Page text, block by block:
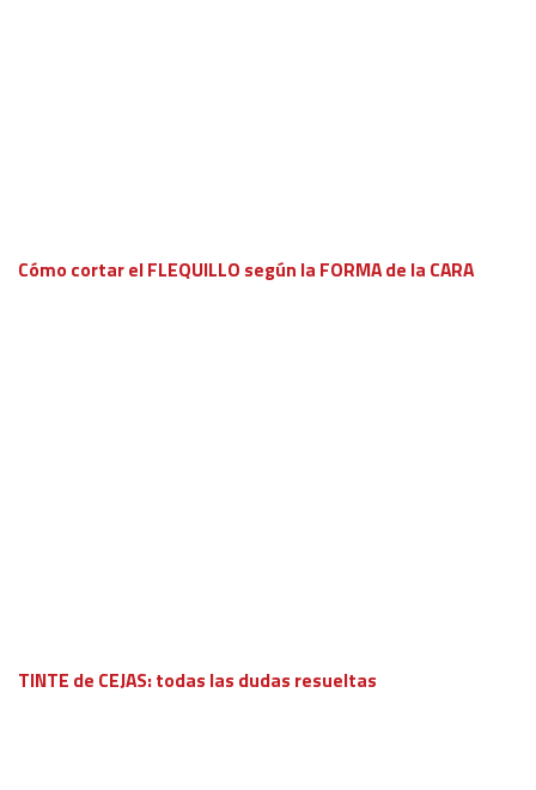
Cómo cortar el FLEQUILLO según la FORMA de la CARA
TINTE de CEJAS: todas las dudas resueltas